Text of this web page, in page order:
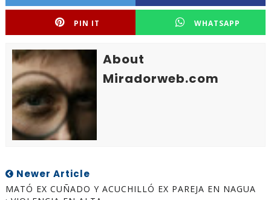
PIN IT WHATSAPP
About
Miradorweb.com
Newer Article
MATÓ EX CUÑADO Y ACUCHILLÓ EX PAREJA EN NAGUA